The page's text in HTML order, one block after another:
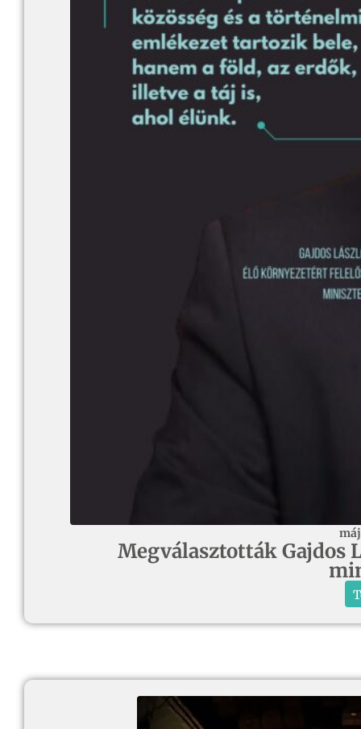
Megválasztották Gajdos